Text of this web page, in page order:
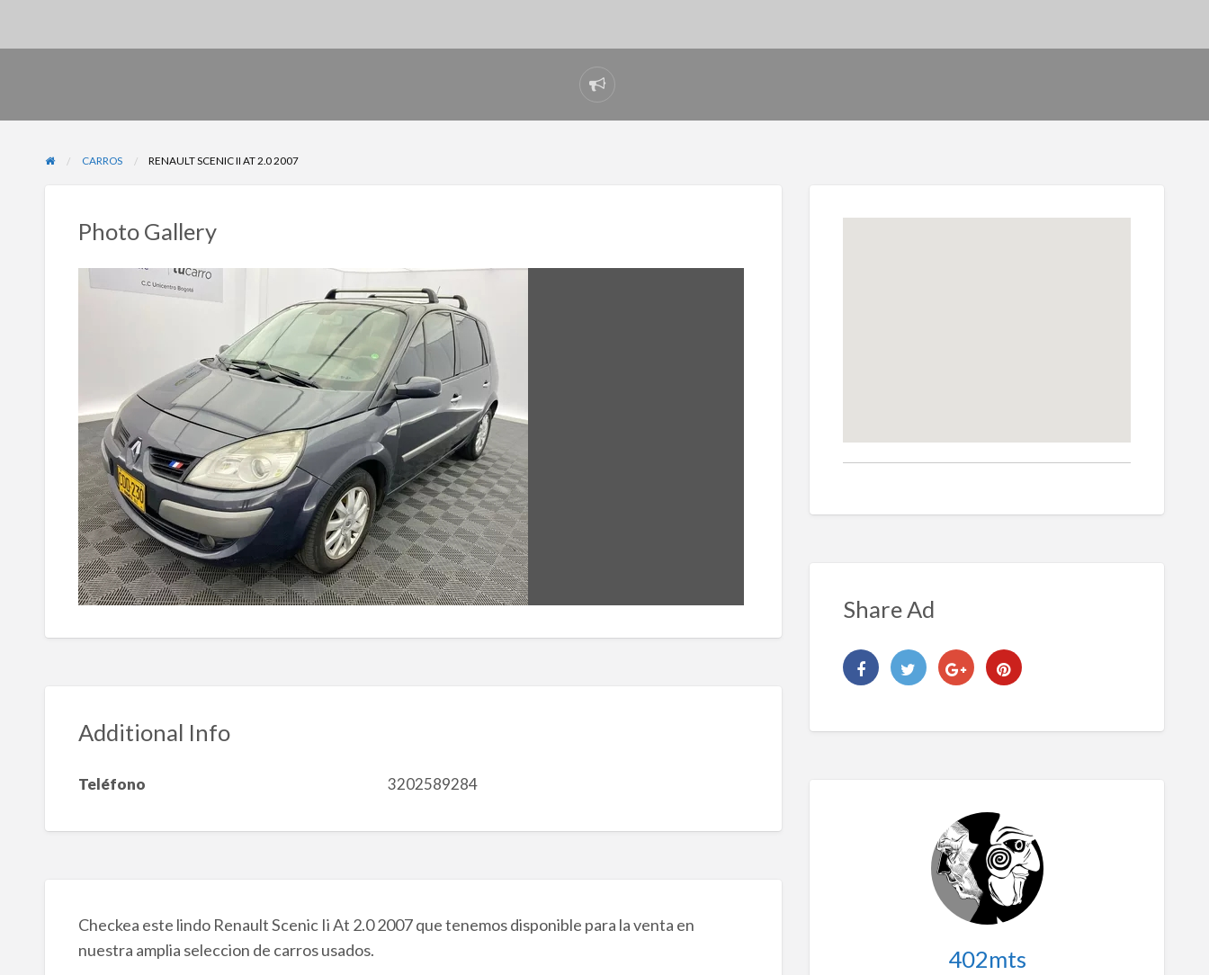
Reportar
problema
CARROS RENAULT SCENIC II AT 2.0 2007
Photo Gallery
Additional Info
Teléfono 3202589284
Checkea este lindo Renault Scenic Ii At 2.0 2007 que tenemos disponible para la venta en
nuestra amplia seleccion de carros usados.
Share Ad
402mts